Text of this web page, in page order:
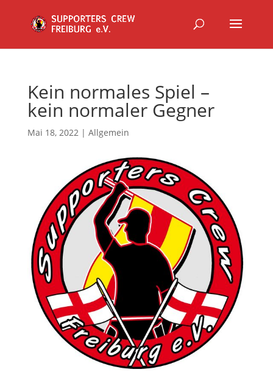
Kein normales Spiel –
kein normaler Gegner
Mai 18, 2022| Allgemein